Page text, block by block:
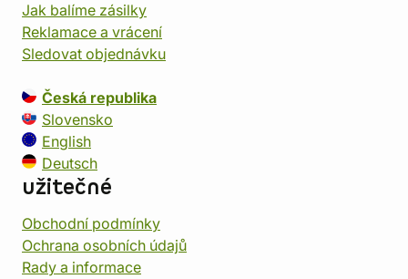
Jak balíme zásilky
Reklamace a vrácení
Sledovat objednávku
Česká republika
Slovensko
English
Deutsch
užitečné
Obchodní podmínky
Ochrana osobních údajů
Rady a informace